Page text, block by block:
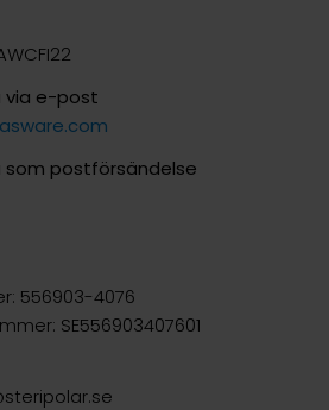
via e-post
som postförsändelse
556903-4076
SE556903407601